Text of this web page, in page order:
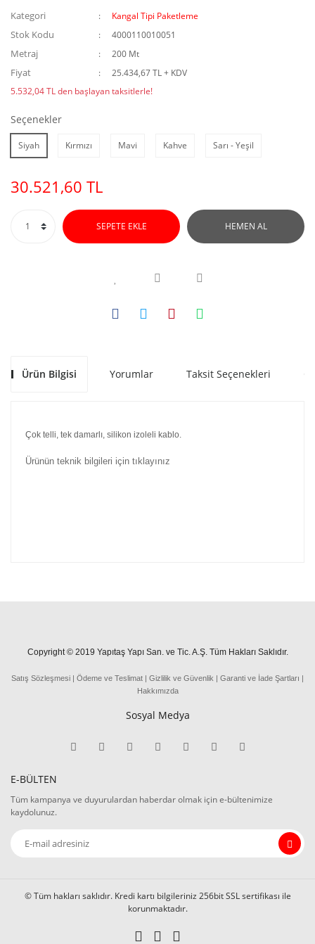
Kategori Kangal Tipi Paketleme
Stok Kodu 4000110010051
Metraj 200 Mt
Fiyat
25.434,67 TL + KDV
5.532,04 TL den başlayan taksitlerle!
Seçenekler
Siyah Kırmızı Mavi Kahve Sarı - Yeşil
30.521,60 TL
SEPETE EKLE HEMEN AL
Ürün Bilgisi Yorumlar Taksit Seçenekleri
Çok telli, tek damarlı, silikon izoleli kablo.
Ürünün teknik bilgileri için tıklayınız
Copyright © 2019 Yapıtaş Yapı San. ve Tic. A.Ş. Tüm Hakları Saklıdır.
Satış Sözleşmesi | Ödeme ve Teslimat | Gizlilik ve Güvenlik | Garanti ve İade Şartları |
Hakkımızda
Sosyal Medya
E-BÜLTEN
Tüm kampanya ve duyurulardan haberdar olmak için e-bültenimize
kaydolunuz.
© Tüm hakları saklıdır. Kredi kartı bilgileriniz 256bit SSL sertifikası ile
korunmaktadır.